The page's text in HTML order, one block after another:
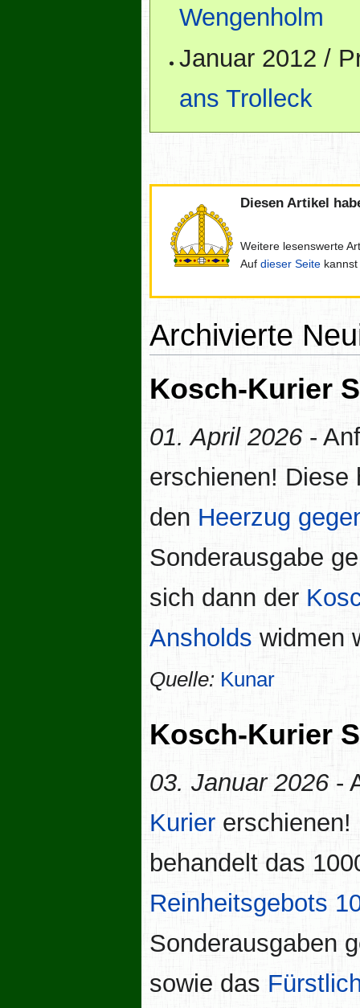
Wengenholm
Januar 2012 /
ans Trolleck
Diesen Artikel
Weitere lesenswerte
Auf dieser Seite
Archivierte
Kosch-Kurier
01. April 2026 -
erschienen! Diese
den Heerzug
Sonderausgabe
sich dann der
Ansholds widmen
Quelle: Kunar
Kosch-Kurier
03. Januar 2026 -
Kurier erschienen!
behandelt das
Reinheitsgebots
Sonderausgaben
sowie das